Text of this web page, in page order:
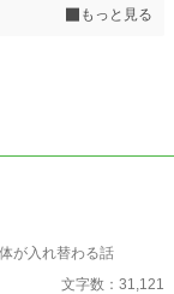
もっと見る
が入れ替わる話
文字数：31,121